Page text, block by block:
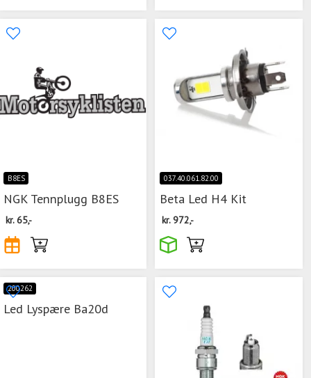
B8ES
NGK Tennplugg B8ES
kr.65,-
037.40.061.82.00
Beta Led H4 Kit
kr.972,-
200262
Led Lyspære Ba20d